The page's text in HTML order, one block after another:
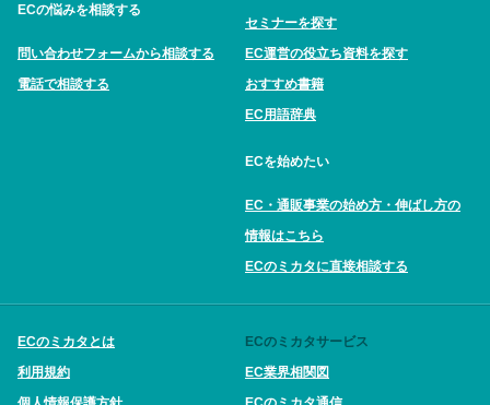
ECの悩みを相談する
問い合わせフォームから相談する
電話で相談する
セミナーを探す
EC運営の役立ち資料を探す
おすすめ書籍
EC用語辞典
ECを始めたい
EC・通販事業の始め方・伸ばし方の
情報はこちら
ECのミカタに直接相談する
ECのミカタとは
利用規約
ECのミカタサービス
EC業界相関図